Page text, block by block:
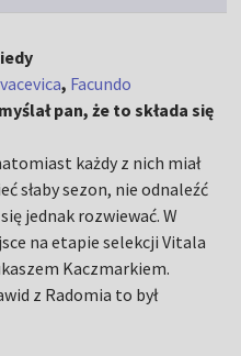
, Facundo
pan, że to składa się
każdy z nich miał
słaby sezon, nie odnaleźć
jednak rozwiewać. W
na etapie selekcji Vitala
Kaczmarkiem.
z Radomia to był